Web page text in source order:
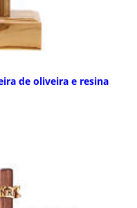
de oliveira e resina